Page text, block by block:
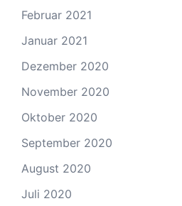
Februar 2021
Januar 2021
Dezember 2020
November 2020
Oktober 2020
September 2020
August 2020
Juli 2020